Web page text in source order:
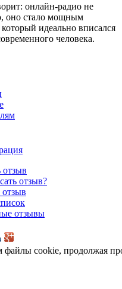
онлайн-радио не
оно стало мощным
идеально вписался
человека.
отзыв
отзыв?
отзывы
cookie, продолжая